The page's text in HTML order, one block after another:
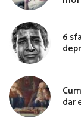
6
dar